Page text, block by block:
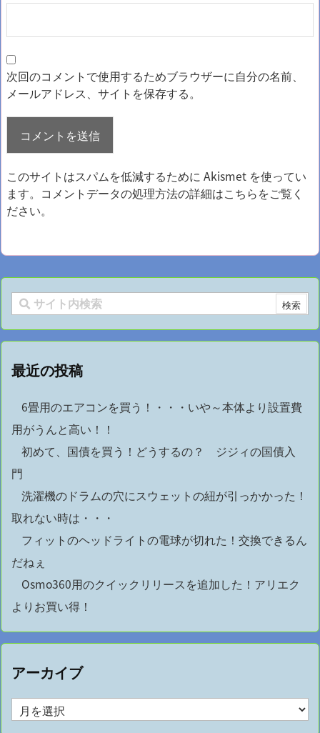
次回のコメントで使用するためブラウザーに自分の名前、
メールアドレス、サイトを保存する。
このサイトはスパムを低減するために Akismet を使ってい
ます。 コメントデータの処理方法の詳細はこちらをご覧く
ださい。
最近の投稿
6畳用のエアコンを買う！・・・いや～本体より設置費
用がうんと高い！！
初めて、国債を買う！どうするの？ ジジィの国債入
門
洗濯機のドラムの穴にスウェットの紐が引っかかった！
取れない時は・・・
フィットのヘッドライトの電球が切れた！交換できるん
だねぇ
Osmo360用のクイックリリースを追加した！アリエク
よりお買い得！
アーカイブ
ー